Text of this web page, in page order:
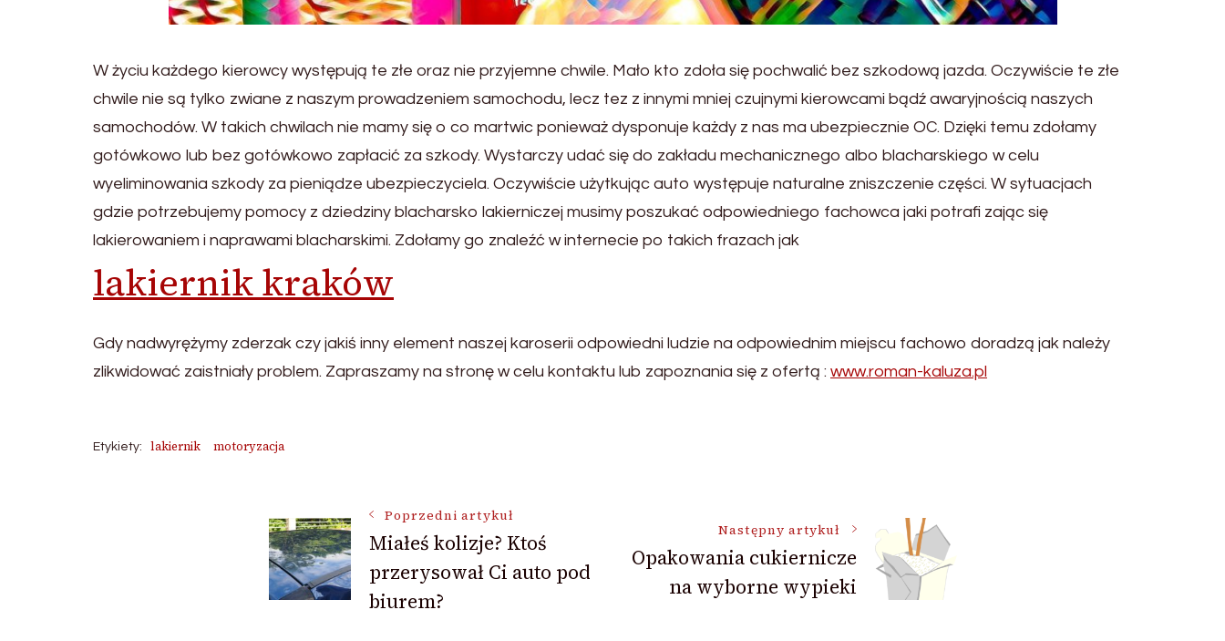
W życiu każdego kierowcy występują te złe oraz nie przyjemne chwile. Mało kto zdoła się pochwalić bez szkodową jazda. Oczywiście te złe
chwile nie są tylko zwiane z naszym prowadzeniem samochodu, lecz tez z innymi mniej czujnymi kierowcami bądź awaryjnością naszych
samochodów. W takich chwilach nie mamy się o co martwic ponieważ dysponuje każdy z nas ma ubezpiecznie OC. Dzięki temu zdołamy
gotówkowo lub bez gotówkowo zapłacić za szkody. Wystarczy udać się do zakładu mechanicznego albo blacharskiego w celu
wyeliminowania szkody za pieniądze ubezpieczyciela. Oczywiście użytkując auto występuje naturalne zniszczenie części. W sytuacjach
gdzie potrzebujemy pomocy z dziedziny blacharsko lakierniczej musimy poszukać odpowiedniego fachowca jaki potrafi zając się
lakierowaniem i naprawami blacharskimi. Zdołamy go znaleźć w internecie po takich frazach jak
lakiernik kraków
Gdy nadwyrężymy zderzak czy jakiś inny element naszej karoserii odpowiedni ludzie na odpowiednim miejscu fachowo doradzą jak należy
zlikwidować zaistniały problem. Zapraszamy na stronę w celu kontaktu lub zapoznania się z ofertą : www.roman-kaluza.pl
Etykiety: lakiernik motoryzacja
Nawigacja
wpisu
Poprzedni artykuł
Miałeś kolizje? Ktoś
przerysował Ci auto pod
biurem?
Następny artykuł
Opakowania cukiernicze
na wyborne wypieki